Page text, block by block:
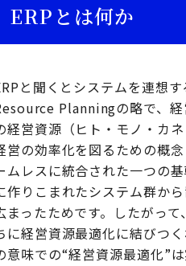
ERPとは何か
と聞くとシステムを連想
Planningの略で、
経営資源（ヒト・モノ・カ
営の効率化を図るための概
ムレスに統合された一つの
作りこまれたシステム群か
まったためです。したがっ
に経営資源最適化に結びつ
意味での“経営資源最適化”